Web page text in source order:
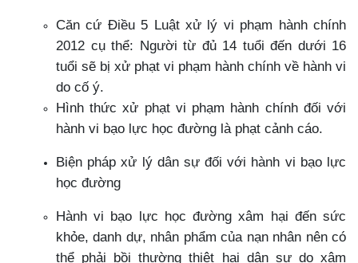
Căn cứ Điều 5 Luật xử lý vi phạm hành chính
2012 cụ thể: Người từ đủ 14 tuổi đến dưới 16
tuổi sẽ bị xử phạt vi phạm hành chính về hành vi
do cố ý.
Hình thức xử phạt vi phạm hành chính đối với
hành vi bạo lực học đường là phạt cảnh cáo.
Biện pháp xử lý dân sự đối với hành vi bạo lực
học đường
Hành vi bạo lực học đường xâm hại đến sức
khỏe, danh dự, nhân phẩm của nạn nhân nên có
thể phải bồi thường thiệt hại dân sự do xâm